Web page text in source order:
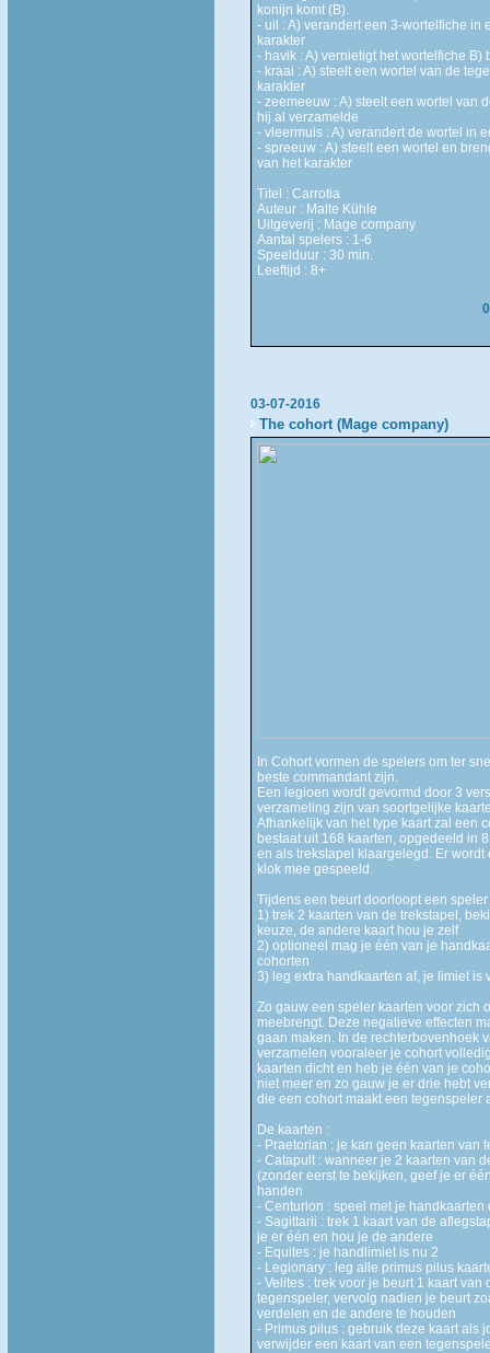
konijn komt (B).
- uil : A) verandert een 3-wortelfiche in
karakter
- havik : A) vernietigt het wortelfiche
- kraai : A) steelt een wortel van de
karakter
- zeemeeuw : A) steelt een wortel van
hij al verzamelde
- vleermuis : A) verandert de wortel in
- spreeuw : A) steelt een wortel en
van het karakter
Titel : Carrotia
Auteur : Malte Kühle
Uitgeverij : Mage company
Aantal spelers : 1-6
Speelduur : 30 min.
Leeftijd : 8+
03-07-2016
The cohort (Mage company)
In Cohort vormen de spelers om ter
beste commandant zijn.
Een legioen wordt gevormd door 3
verzameling zijn van soortgelijke
Afhankelijk van het type kaart zal een
bestaat uit 168 kaarten, opgedeeld in
en als trekstapel klaargelegd. Er
klok mee gespeeld.
Tijdens een beurt doorloopt een
1) trek 2 kaarten van de trekstapel,
keuze, de andere kaart hou je zelf
2) optioneel mag je één van je
cohorten
3) leg extra handkaarten af, je limiet is
Zo gauw een speler kaarten voor zich
meebrengt. Deze negatieve effecten
gaan maken. In de rechterbovenhoek
verzamelen vooraleer je cohort
kaarten dicht en heb je één van je
niet meer en zo gauw je er drie hebt
die een cohort maakt een
De kaarten :
- Praetorian : je kan geen kaarten van
- Catapult : wanneer je 2 kaarten van
(zonder eerst te bekijken, geef je er
handen
- Centurion : speel met je handkaarten
- Sagittarii : trek 1 kaart van de
je er één en hou je de andere
- Equites : je handlimiet is nu 2
- Legionary : leg alle primus pilus
- Velites : trek voor je beurt 1 kaart
tegenspeler, vervolg nadien je beurt
verdelen en de andere te houden
- Primus pilus : gebruik deze kaart als
verwijder een kaart van een